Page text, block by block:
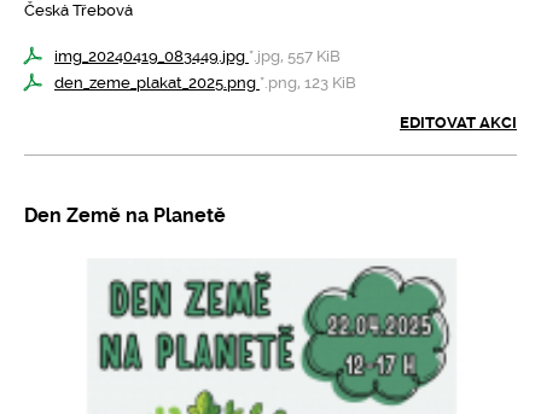
Česká Třebová
img_20240419_083449.jpg *.jpg, 557 KiB
den_zeme_plakat_2025.png *.png, 123 KiB
EDITOVAT AKCI
Den Země na Planetě